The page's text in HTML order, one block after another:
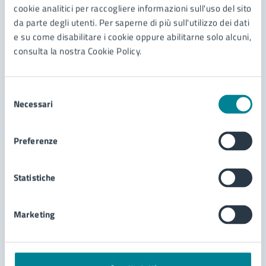
cookie analitici per raccogliere informazioni sull'uso del sito
da parte degli utenti. Per saperne di più sull'utilizzo dei dati
e su come disabilitare i cookie oppure abilitarne solo alcuni,
consulta la nostra Cookie Policy.
delNecessari
Preferenze
Statistiche
Marketing
LEGGI DI PIÙ
AVVISI 24/01/26
sosta in piazza Mazzini, via Trentin, piazza Aurora